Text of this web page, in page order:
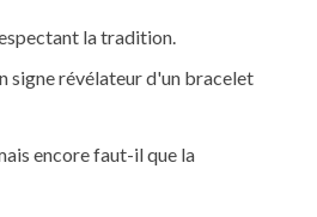
la tradition.
signe révélateur d'un bracelet
encore faut-il que la